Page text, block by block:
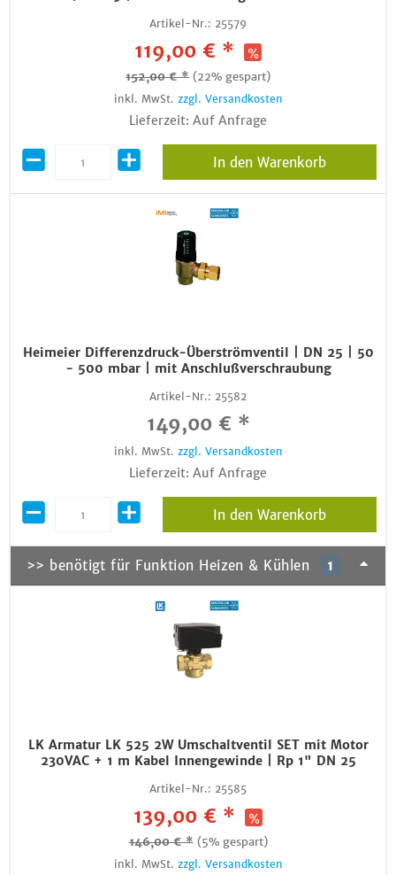
Artikel-Nr.: 25579
119,00 € *
152,00 € * (22% gespart)
inkl. MwSt. zzgl. Versandkosten
Lieferzeit: Auf Anfrage
In den Warenkorb
Heimeier Differenzdruck-Überströmventil | DN 25 | 50
- 500 mbar | mit Anschlußverschraubung
Artikel-Nr.: 25582
149,00 € *
inkl. MwSt. zzgl. Versandkosten
Lieferzeit: Auf Anfrage
In den Warenkorb
>> benötigt für Funktion Heizen & Kühlen 1
LK Armatur LK 525 2W Umschaltventil SET mit Motor
230VAC + 1 m Kabel Innengewinde | Rp 1" DN 25
Artikel-Nr.: 25585
139,00 € *
146,00 € * (5% gespart)
inkl. MwSt. zzgl. Versandkosten